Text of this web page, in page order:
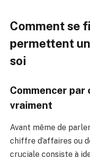
Comment se
permettent
soi
Commencer
vraiment
Avant même de
chiffre d’affaires ou
cruciale consiste à